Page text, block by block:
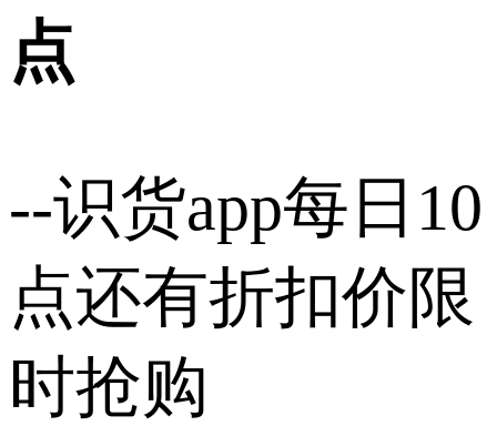
点
--识货app每日10
点还有折扣价限
时抢购